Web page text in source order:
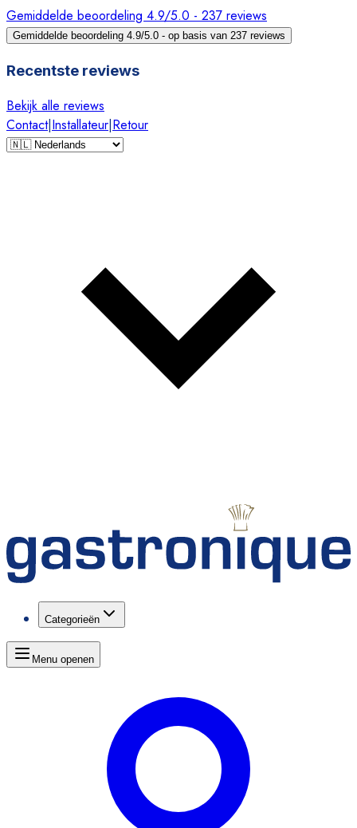
Gemiddelde beoordeling 4.9/5.0 - 237 reviews
Gemiddelde beoordeling 4.9/5.0 - op basis van 237 reviews
Recentste reviews
Bekijk alle reviews
Contact|Installateur|Retour
Categorieën
Menu openen